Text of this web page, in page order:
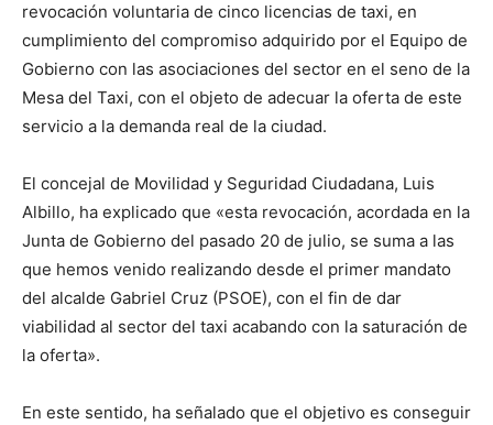
revocación voluntaria de cinco licencias de taxi, en
cumplimiento del compromiso adquirido por el Equipo de
Gobierno con las asociaciones del sector en el seno de la
Mesa del Taxi, con el objeto de adecuar la oferta de este
servicio a la demanda real de la ciudad.
El concejal de Movilidad y Seguridad Ciudadana, Luis
Albillo, ha explicado que «esta revocación, acordada en la
Junta de Gobierno del pasado 20 de julio, se suma a las
que hemos venido realizando desde el primer mandato
del alcalde Gabriel Cruz (PSOE), con el fin de dar
viabilidad al sector del taxi acabando con la saturación de
la oferta».
En este sentido, ha señalado que el objetivo es conseguir